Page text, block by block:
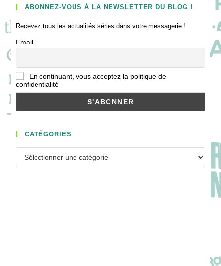
ABONNEZ-VOUS À LA NEWSLETTER DU BLOG !
Recevez tous les actualités séries dans votre messagerie !
Email
En continuant, vous acceptez la politique de
confidentialité
CATÉGORIES